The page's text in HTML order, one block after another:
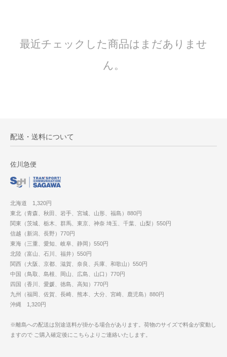
最近チェックした商品はまだありませ
ん。
配送・送料について
佐川急便
北海道 1,320円
東北（青森、秋田、岩手、宮城、山形、福島）880円
関東（茨城、栃木、群馬、東京、神奈 埼玉、千葉、山梨）550円
信越（新潟、長野）770円
東海（三重、愛知、岐阜、静岡）550円
北陸（富山、石川、福井）550円
関西（大阪、京都、滋賀、奈良、兵庫、和歌山）550円
中国（鳥取、島根、岡山、広島、山口）770円
四国（香川、愛媛、徳島、高知）770円
九州（福岡、佐賀、長崎、熊本、大分、宮崎、鹿児島）880円
沖縄 1,320円
※離島への配送は別途送料が掛かる場合があります。荷物のサイズで料金が変動し
ますので ご購入確定後にこちらよりご連絡いたします。